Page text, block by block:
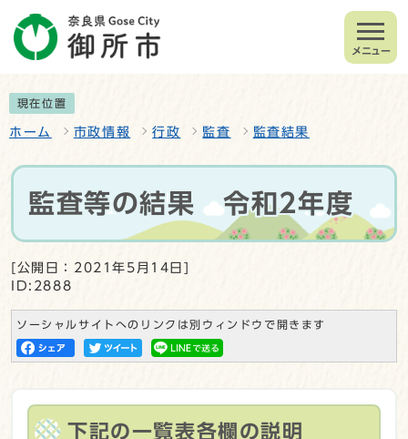
メニュー
現在位置
ホーム 市政情報 行政 監査 監査結果
監査等の結果 令和2年度
[公開日：2021年5月14日]
ID:2888
ソーシャルサイトへのリンクは別ウィンドウで開きます
下記の一覧表各欄の説明